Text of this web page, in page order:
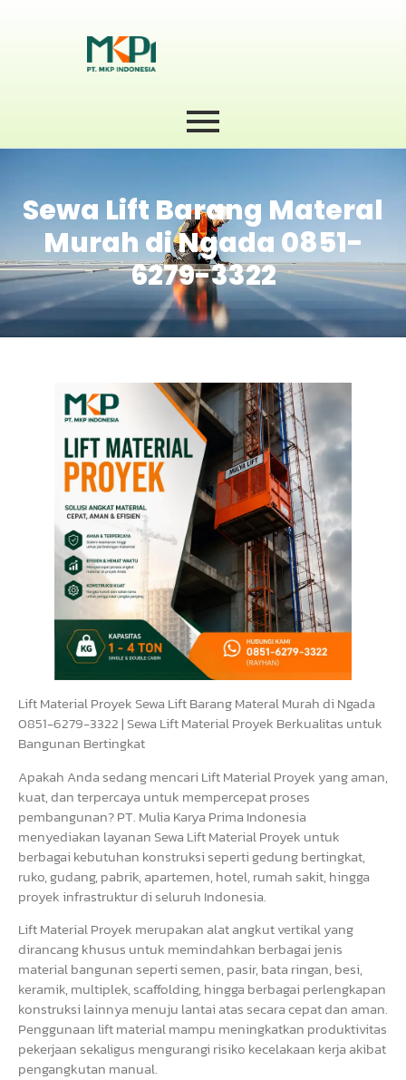
Sewa Lift Barang Materal
Murah di Ngada 0851-
6279-3322
Lift Material Proyek Sewa Lift Barang Materal Murah di Ngada
0851-6279-3322 | Sewa Lift Material Proyek Berkualitas untuk
Bangunan Bertingkat
Apakah Anda sedang mencari Lift Material Proyek yang aman,
kuat, dan terpercaya untuk mempercepat proses
pembangunan? PT. Mulia Karya Prima Indonesia
menyediakan layanan Sewa Lift Material Proyek untuk
berbagai kebutuhan konstruksi seperti gedung bertingkat,
ruko, gudang, pabrik, apartemen, hotel, rumah sakit, hingga
proyek infrastruktur di seluruh Indonesia.
Lift Material Proyek merupakan alat angkut vertikal yang
dirancang khusus untuk memindahkan berbagai jenis
material bangunan seperti semen, pasir, bata ringan, besi,
keramik, multiplek, scaffolding, hingga berbagai perlengkapan
konstruksi lainnya menuju lantai atas secara cepat dan aman.
Penggunaan lift material mampu meningkatkan produktivitas
pekerjaan sekaligus mengurangi risiko kecelakaan kerja akibat
pengangkutan manual.